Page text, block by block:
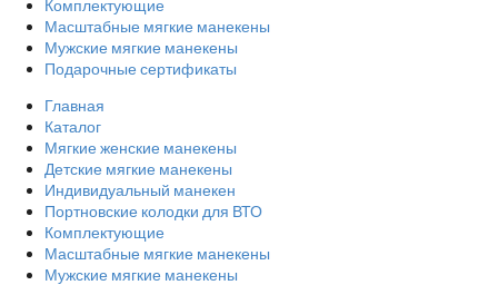
Комплектующие
Масштабные мягкие манекены
Мужские мягкие манекены
Подарочные сертификаты
Главная
Каталог
Мягкие женские манекены
Детские мягкие манекены
Индивидуальный манекен
Портновские колодки для ВТО
Комплектующие
Масштабные мягкие манекены
Мужские мягкие манекены